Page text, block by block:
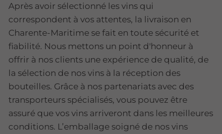
Après avoir sélectionné les vins qui
correspondent à vos attentes, la livraison en
Charente-Maritime se fait en toute sécurité et
fiabilité. Nous mettons un point d'honneur à
offrir à nos clients une expérience de qualité, de
la sélection de nos vins à la réception des
bouteilles. Grâce à nos partenariats avec des
transporteurs spécialisés, vous pouvez être
assuré que vos vins arriveront dans les meilleures
conditions. L’emballage soigné de nos vins